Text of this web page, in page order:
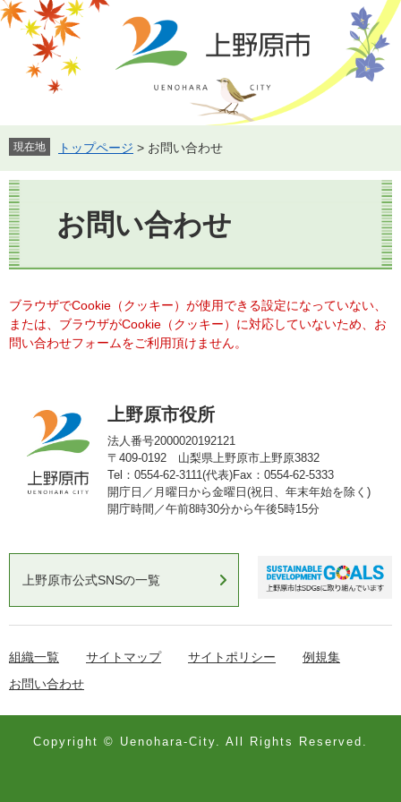
ペ
ー
す。
メ
ニ
し
て
本
文
へ
現在地 トップページ > お問い合わせ
本
文
お問い合わせ
ブラウザでCookie（クッキー）が使用できる設定になっていない、
または、ブラウザがCookie（クッキー）に対応していないため、お
問い合わせフォームをご利用頂けません。
上野原市役所
法人番号2000020192121
〒409-0192 山梨県上野原市上野原3832
Tel：0554-62-3111(代表)Fax：0554-62-5333
開庁日／月曜日から金曜日(祝日、年末年始を除く)
開庁時間／午前8時30分から午後5時15分
上野原市公式SNSの一覧
組織一覧 サイトマップ サイトポリシー
例規集
お問い合わせ
Copyright © Uenohara-City. All Rights Reserved.